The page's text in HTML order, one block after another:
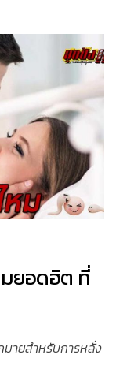
ยอดฮิต ที่
ายสำหรับการหลั่ง